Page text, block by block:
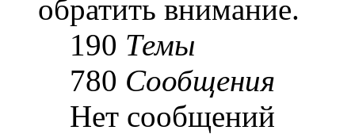
обратить внимание.
190 Темы
780 Сообщения
Нет сообщений